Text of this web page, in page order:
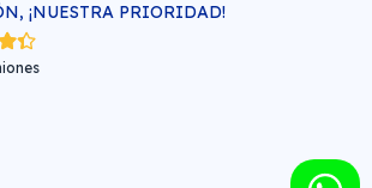
¡NUESTRA PRIORIDAD!